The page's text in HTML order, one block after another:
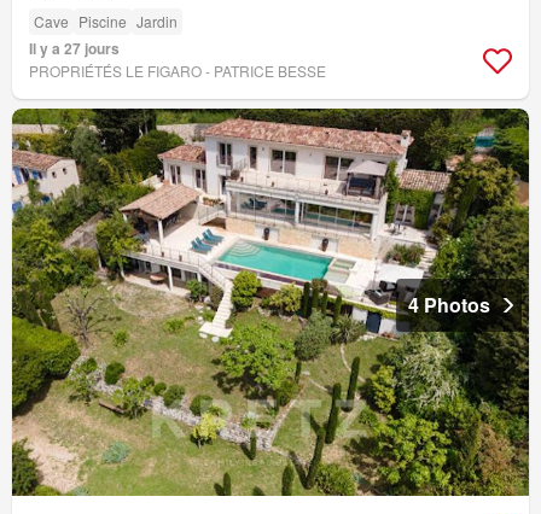
Cave Piscine Jardin
Il y a 27 jours
PROPRIÉTÉS LE FIGARO - PATRICE BESSE
4 Photos